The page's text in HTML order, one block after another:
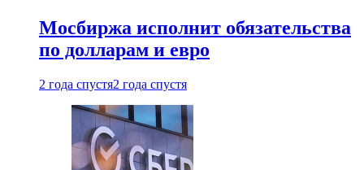
Мосбиржа исполнит обязательства
по долларам и евро
2 года спустя2 года спустя